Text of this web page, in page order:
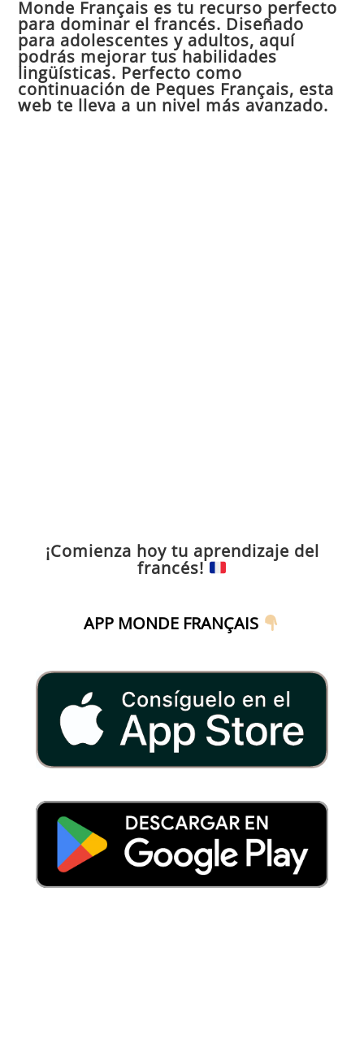
Monde Français es tu recurso perfecto
para dominar el francés. Diseñado
para adolescentes y adultos, aquí
podrás mejorar tus habilidades
lingüísticas. Perfecto como
continuación de Peques Français, esta
web te lleva a un nivel más avanzado.
¡Comienza hoy tu aprendizaje del
francés!
APP MONDE FRANÇAIS